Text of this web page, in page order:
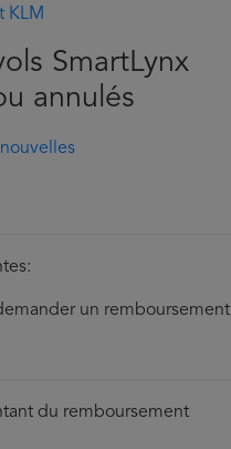
KLM
SmartLynx
annulés
un remboursement
du remboursement